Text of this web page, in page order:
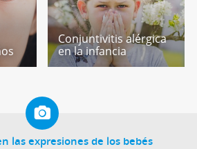
Conjuntivitis alérgica
en la infancia
las expresiones de los bebés